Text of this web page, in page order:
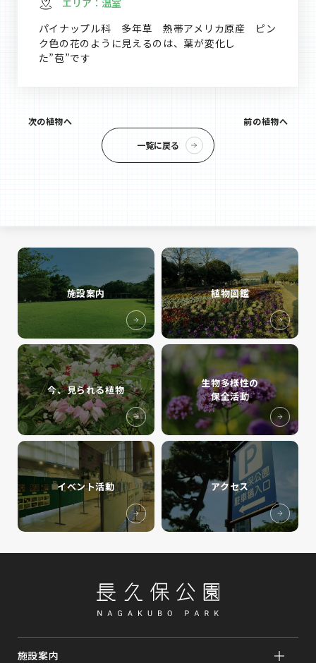
パイナップル科 多年草 熱帯アメリカ原産 ピン
ク色の花のように見えるのは、葉が変化し
た”苞”です
次の植物へ
一覧に戻る
前の植物へ
施設案内 植物図鑑
今、見られる植物
生物多様性の
保全活動
イベント活動 アクセス
施設案内